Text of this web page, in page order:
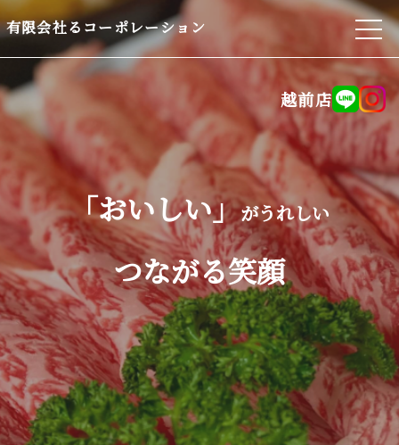
有限会社るコーポレーション
越前店
「おいしい」がうれしい
つながる笑顔